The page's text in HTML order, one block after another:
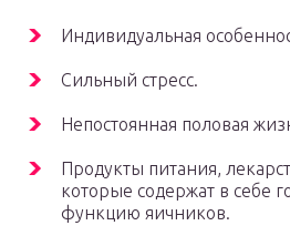
Индивидуальная
Сильный стресс.
Непостоянная половая
Продукты питания,
которые содержат в себе
функцию яичников.